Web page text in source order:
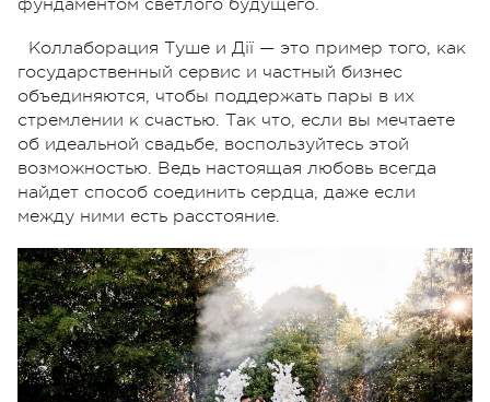
фундаментом светлого будущего.
Коллаборация Туше и Дії — это пример того, как
государственный сервис и частный бизнес
объединяются, чтобы поддержать пары в их
стремлении к счастью. Так что, если вы мечтаете
об идеальной свадьбе, воспользуйтесь этой
возможностью. Ведь настоящая любовь всегда
найдет способ соединить сердца, даже если
между ними есть расстояние.